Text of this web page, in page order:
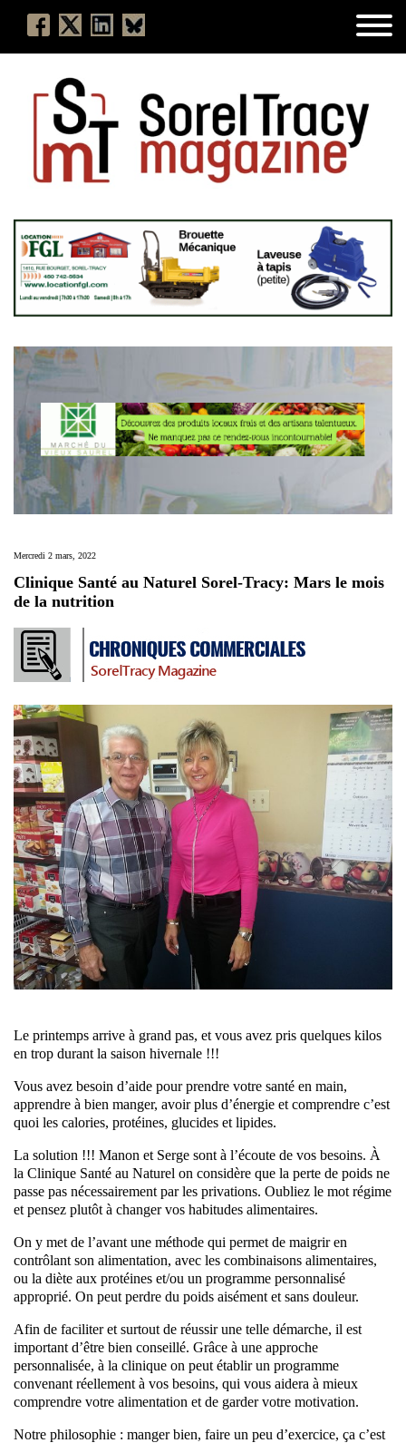
Mercredi 2 mars, 2022
Clinique Santé au Naturel Sorel-Tracy: Mars le mois
de la nutrition
Le printemps arrive à grand pas, et vous avez pris quelques kilos
en trop durant la saison hivernale !!!
Vous avez besoin d’aide pour prendre votre santé en main,
apprendre à bien manger, avoir plus d’énergie et comprendre c’est
quoi les calories, protéines, glucides et lipides.
La solution !!! Manon et Serge sont à l’écoute de vos besoins. À
la Clinique Santé au Naturel on considère que la perte de poids ne
passe pas nécessairement par les privations. Oubliez le mot régime
et pensez plutôt à changer vos habitudes alimentaires.
On y met de l’avant une méthode qui permet de maigrir en
contrôlant son alimentation, avec les combinaisons alimentaires,
ou la diète aux protéines et/ou un programme personnalisé
approprié. On peut perdre du poids aisément et sans douleur.
Afin de faciliter et surtout de réussir une telle démarche, il est
important d’être bien conseillé. Grâce à une approche
personnalisée, à la clinique on peut établir un programme
convenant réellement à vos besoins, qui vous aidera à mieux
comprendre votre alimentation et de garder votre motivation.
Notre philosophie : manger bien, faire un peu d’exercice, ça c’est